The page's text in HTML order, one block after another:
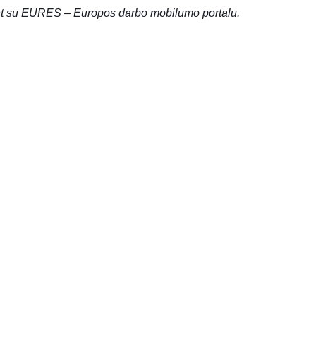
EURES – Europos darbo mobilumo portalu.